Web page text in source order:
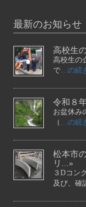
最新のお知らせ
高校生
高校生の
で…の続
令和８
お盆休み
（ …の続
松本市
リ...»
３Dコン
及び、確